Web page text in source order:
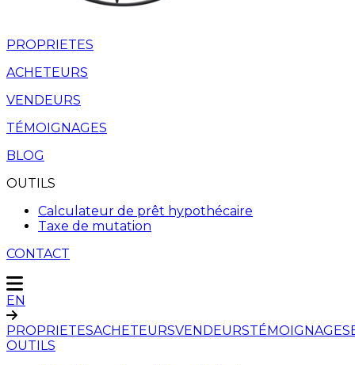
PROPRIETES
ACHETEURS
VENDEURS
TÉMOIGNAGES
BLOG
OUTILS
Calculateur de prêt hypothécaire
Taxe de mutation
CONTACT
EN
PROPRIETESACHETEURSVENDEURSTÉMOIGNAGES
OUTILS